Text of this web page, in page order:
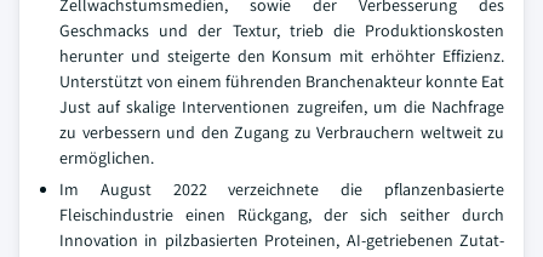
Zellwachstumsmedien, sowie der Verbesserung des
Geschmacks und der Textur, trieb die Produktionskosten
herunter und steigerte den Konsum mit erhöhter Effizienz.
Unterstützt von einem führenden Branchenakteur konnte Eat
Just auf skalige Interventionen zugreifen, um die Nachfrage
zu verbessern und den Zugang zu Verbrauchern weltweit zu
ermöglichen.
Im August 2022 verzeichnete die pflanzenbasierte
Fleischindustrie einen Rückgang, der sich seither durch
Innovation in pilzbasierten Proteinen, AI-getriebenen Zutat-